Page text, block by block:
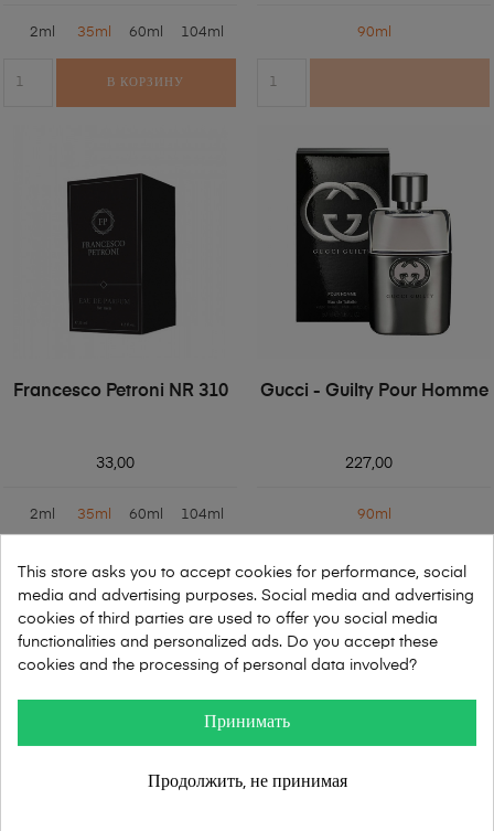
2ml 35ml 60ml 104ml
В КОРЗИНУ
90ml
Francesco Petroni NR 310
33,00
2ml 35ml 60ml 104ml
В КОРЗИНУ
Gucci - Guilty Pour Homme
227,00
90ml
This store asks you to accept cookies for performance, social
media and advertising purposes. Social media and advertising
cookies of third parties are used to offer you social media
functionalities and personalized ads. Do you accept these
cookies and the processing of personal data involved?
Принимать
Продолжить, не принимая